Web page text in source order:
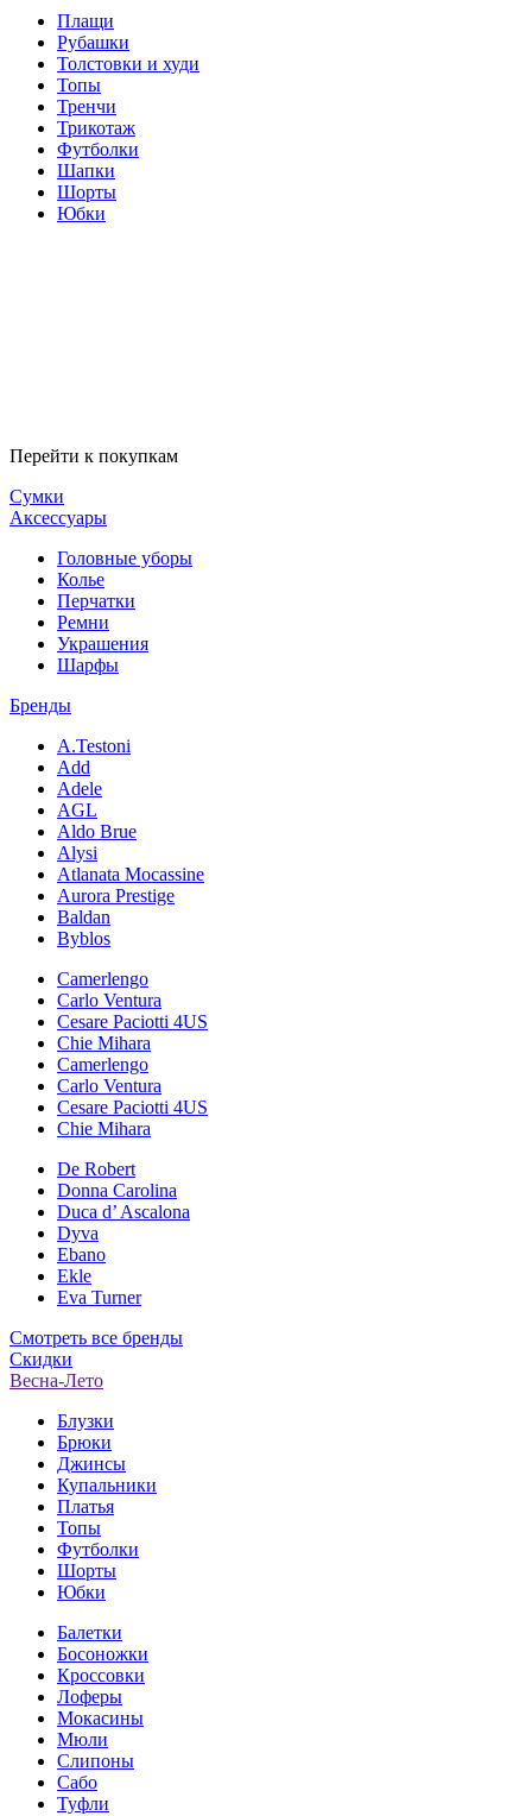
Плащи
Рубашки
Толстовки и худи
Топы
Тренчи
Трикотаж
Футболки
Шапки
Шорты
Юбки
Перейти к покупкам
Сумки
Аксессуары
Головные уборы
Колье
Перчатки
Ремни
Украшения
Шарфы
Бренды
A.Testoni
Add
Adele
AGL
Aldo Brue
Alysi
Atlanata Mocassine
Aurora Prestige
Baldan
Byblos
Camerlengo
Carlo Ventura
Cesare Paciotti 4US
Chie Mihara
Camerlengo
Carlo Ventura
Cesare Paciotti 4US
Chie Mihara
De Robert
Donna Carolina
Duca d’ Ascalona
Dyva
Ebano
Ekle
Eva Turner
Смотреть все бренды
Скидки
Весна-Лето
Блузки
Брюки
Джинсы
Купальники
Платья
Топы
Футболки
Шорты
Юбки
Балетки
Босоножки
Кроссовки
Лоферы
Мокасины
Мюли
Слипоны
Сабо
Туфли